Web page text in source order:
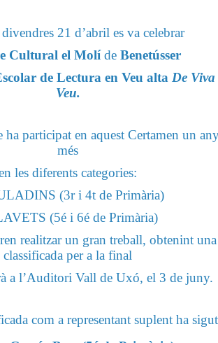
divendres 21 d’abril es va celebrar
Cultural el MolídeBenetússer
de Lectura en Veu alta De Viva
Veu.
ha participat en aquest Certamen un
més
les diferents categories:
(3r i 4t de Primària)
(5é i 6é de Primària)
realitzar un gran treball, obtenint una
classificada per a la final
a l’Auditori Vall de Uxó, el 3 de juny.
com a representant suplent ha